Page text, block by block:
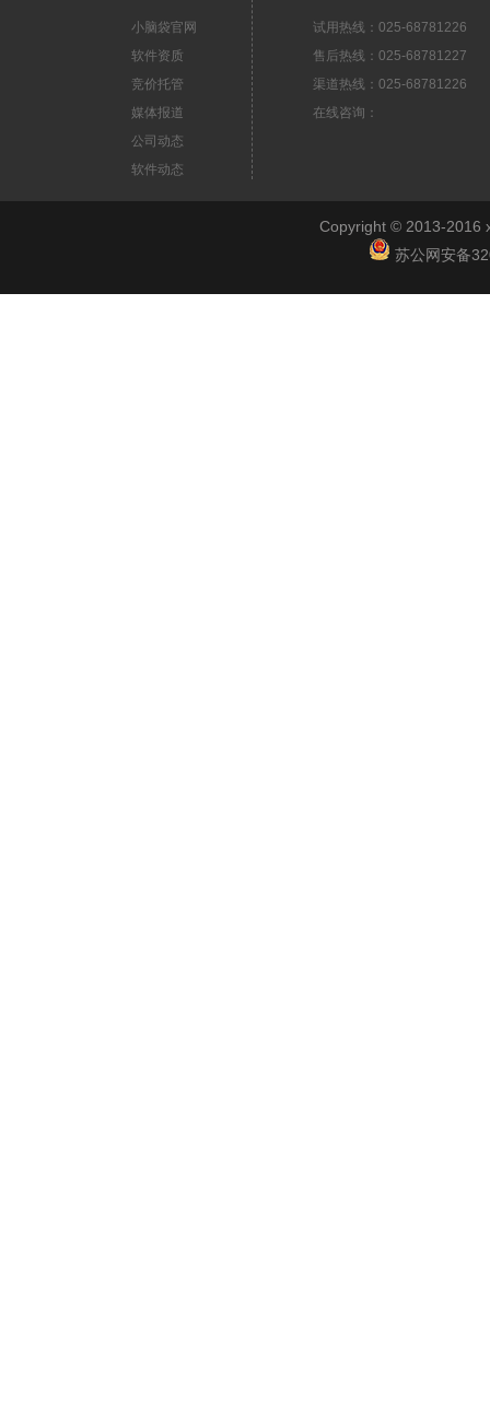
小脑袋官网
软件资质
竞价托管
媒体报道
公司动态
软件动态
试用热线：025-68781226
售后热线：025-68781227
渠道热线：025-68781226
在线咨询：
Copyright © 2013-2016
苏公网安备